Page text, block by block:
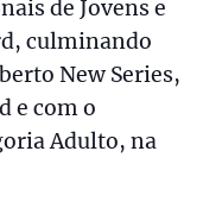
de Jovens e
culminando
New Series,
e com o
Adulto, na